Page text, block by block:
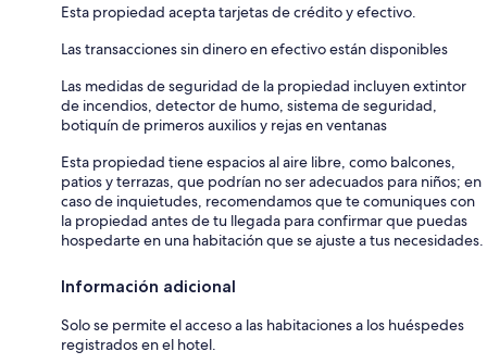
Esta propiedad acepta tarjetas de crédito y efectivo.
Las transacciones sin dinero en efectivo están disponibles
Las medidas de seguridad de la propiedad incluyen extintor
de incendios, detector de humo, sistema de seguridad,
botiquín de primeros auxilios y rejas en ventanas
Esta propiedad tiene espacios al aire libre, como balcones,
patios y terrazas, que podrían no ser adecuados para niños; en
caso de inquietudes, recomendamos que te comuniques con
la propiedad antes de tu llegada para confirmar que puedas
hospedarte en una habitación que se ajuste a tus necesidades.
Información adicional
Solo se permite el acceso a las habitaciones a los huéspedes
registrados en el hotel.